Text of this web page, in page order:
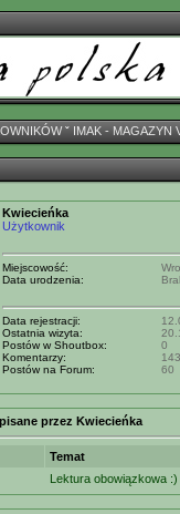
ˇ IMAK - MAGAZYN
Kwiecieńka
Użytkownik
Miejscowość:
Data urodzenia:
Data rejestracji:
Ostatnia wizyta:
Postów w Shoutbox:
0
Komentarzy:
143
Postów na Forum:
60
przez Kwiecieńka
Temat
Lektura obowiązkowa :)